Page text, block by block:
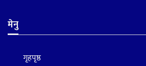
मेनु
गृहपृष्ठ